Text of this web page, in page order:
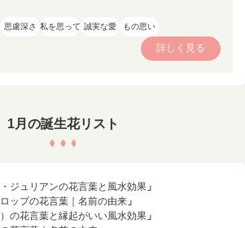
思慮深さ 私を思って 誠実な愛 もの思い
詳しく見る
1月の誕生花リスト
ジュリアンの花言葉と風水効果 」
ップの花言葉｜名前の由来 」
の花言葉と縁起がいい風水効果 」